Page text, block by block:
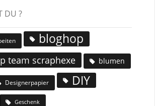
DU ?
bloghop
team scraphexe blumen
Designerpapier DIY
Geschenk